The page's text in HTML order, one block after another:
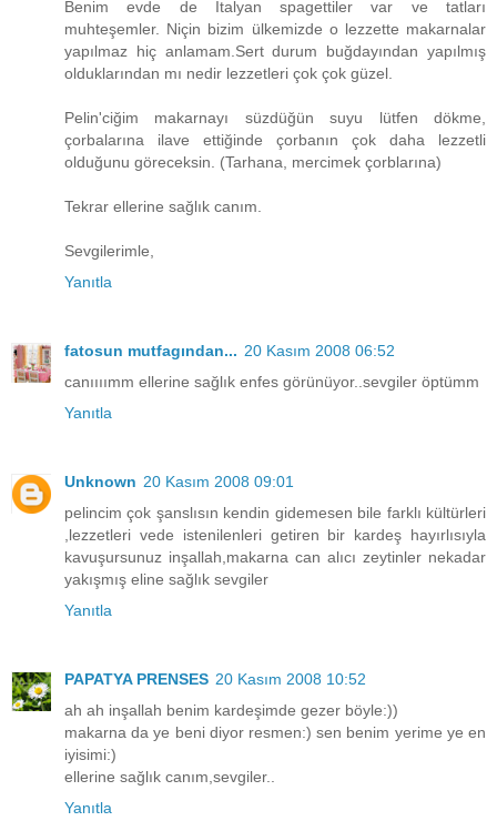
Benim evde de İtalyan spagettiler var ve tatları
muhteşemler. Niçin bizim ülkemizde o lezzette makarnalar
yapılmaz hiç anlamam.Sert durum buğdayından yapılmış
olduklarından mı nedir lezzetleri çok çok güzel.
Pelin'ciğim makarnayı süzdüğün suyu lütfen dökme,
çorbalarına ilave ettiğinde çorbanın çok daha lezzetli
olduğunu göreceksin. (Tarhana, mercimek çorblarına)
Tekrar ellerine sağlık canım.
Sevgilerimle,
Yanıtla
fatosun mutfagından... 20 Kasım 2008 06:52
canıııımm ellerine sağlık enfes görünüyor..sevgiler öptümm
Yanıtla
Unknown 20 Kasım 2008 09:01
pelincim çok şanslısın kendin gidemesen bile farklı kültürleri
,lezzetleri vede istenilenleri getiren bir kardeş hayırlısıyla
kavuşursunuz inşallah,makarna can alıcı zeytinler nekadar
yakışmış eline sağlık sevgiler
Yanıtla
PAPATYA PRENSES 20 Kasım 2008 10:52
ah ah inşallah benim kardeşimde gezer böyle:))
makarna da ye beni diyor resmen:) sen benim yerime ye en
iyisimi:)
ellerine sağlık canım,sevgiler..
Yanıtla